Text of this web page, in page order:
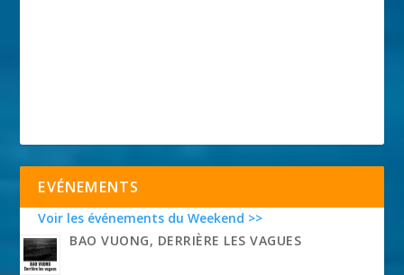
EVÉNEMENTS
Voir les événements du Weekend >>
BAO VUONG, DERRIÈRE LES VAGUES